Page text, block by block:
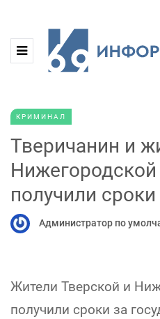
КРИМИНАЛ
Тверичанин и
Нижегородской
получили
Администратор по
Жители Тверской и
получили сроки за